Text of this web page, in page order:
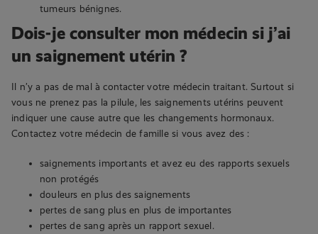
tumeurs bénignes.
Dois-je consulter mon médecin si j’ai
un saignement utérin ?
Il n’y a pas de mal à contacter votre médecin traitant. Surtout si
vous ne prenez pas la pilule, les saignements utérins peuvent
indiquer une cause autre que les changements hormonaux.
Contactez votre médecin de famille si vous avez des :
saignements importants et avez eu des rapports sexuels
non protégés
douleurs en plus des saignements
pertes de sang plus en plus de importantes
pertes de sang après un rapport sexuel.